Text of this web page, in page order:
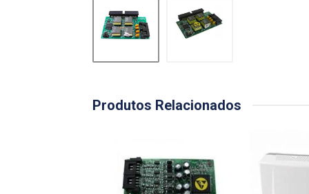
Produtos Relacionados